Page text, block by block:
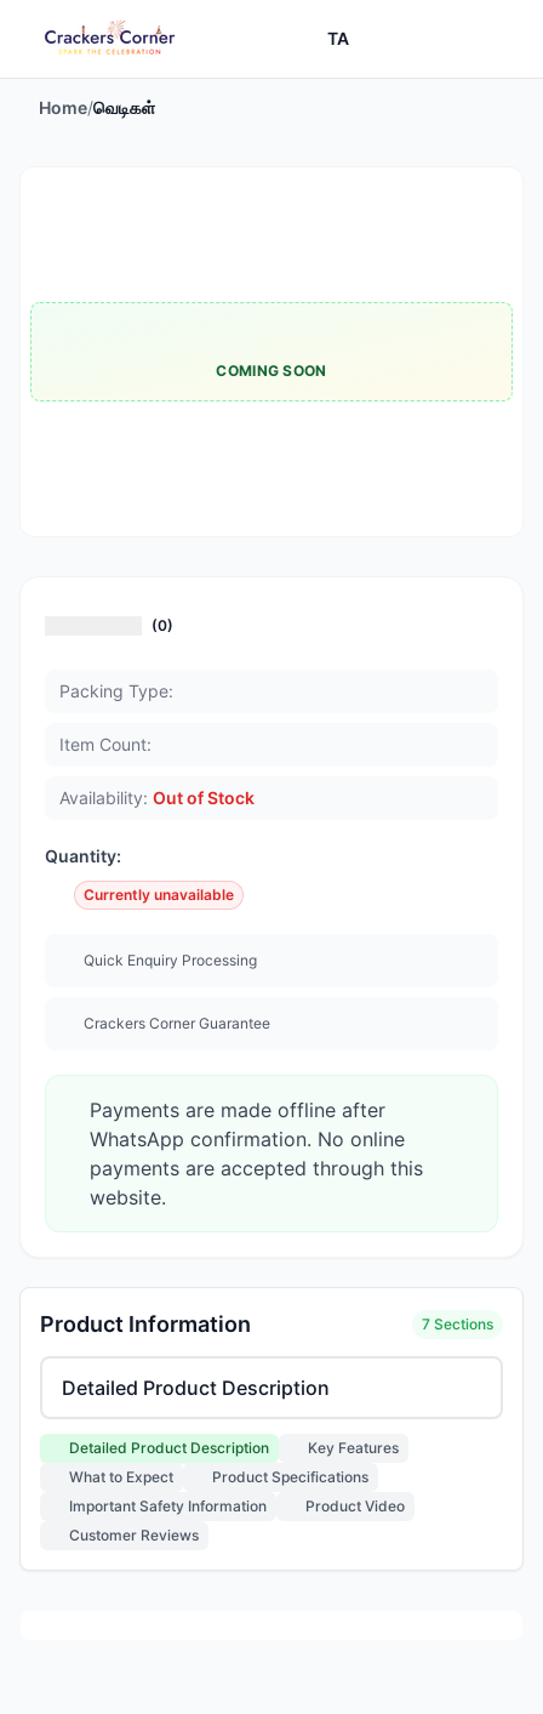
TA
Home/வெடிகள்
COMING SOON
(0)
Packing Type:
Item Count:
Availability: Out of Stock
Quantity:
Currently unavailable
Quick Enquiry Processing
Crackers Corner Guarantee
Payments are made offline after
WhatsApp confirmation. No online
payments are accepted through this
website.
Product Information 7 Sections
Select product information section
Detailed Product Description
Key Features
What to Expect
Product Specifications
Important Safety Information
Product Video
Customer Reviews